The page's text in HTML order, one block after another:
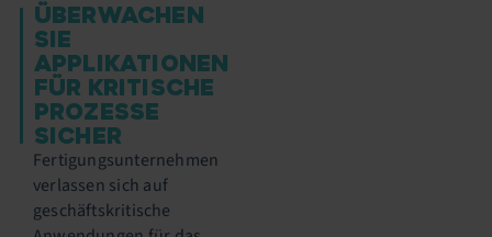
ÜBERWACHEN
SIE
APPLIKATIONEN
FÜR KRITISCHE
PROZESSE
SICHER
Fertigungsunternehmen
verlassen sich auf
geschäftskritische